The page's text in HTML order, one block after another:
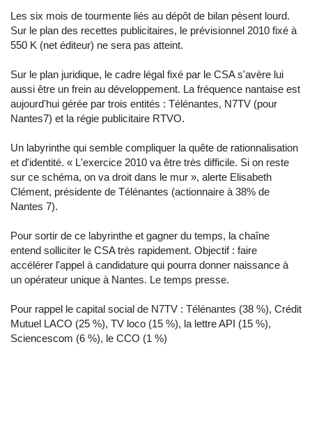
Les six mois de tourmente liés au dépôt de bilan pèsent lourd.
Sur le plan des recettes publicitaires, le prévisionnel 2010 fixé à
550 K (net éditeur) ne sera pas atteint.
Sur le plan juridique, le cadre légal fixé par le CSA s'avère lui
aussi être un frein au développement. La fréquence nantaise est
aujourd'hui gérée par trois entités : Télénantes, N7TV (pour
Nantes7) et la régie publicitaire RTVO.
Un labyrinthe qui semble compliquer la quête de rationnalisation
et d'identité. « L'exercice 2010 va être très difficile. Si on reste
sur ce schéma, on va droit dans le mur », alerte Elisabeth
Clément, présidente de Télénantes (actionnaire à 38% de
Nantes 7).
Pour sortir de ce labyrinthe et gagner du temps, la chaîne
entend solliciter le CSA très rapidement. Objectif : faire
accélérer l'appel à candidature qui pourra donner naissance à
un opérateur unique à Nantes. Le temps presse.
Pour rappel le capital social de N7TV : Télénantes (38 %), Crédit
Mutuel LACO (25 %), TV loco (15 %), la lettre API (15 %),
Sciencescom (6 %), le CCO (1 %)